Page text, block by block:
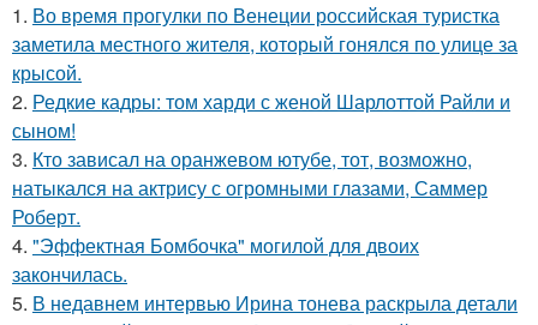
1. Во время прогулки по Венеции российская туристка
заметила местного жителя, который гонялся по улице за
крысой.
2. Редкие кадры: том харди с женой Шарлоттой Райли и
сыном!
3. Кто зависал на оранжевом ютубе, тот, возможно,
натыкался на актрису с огромными глазами, Саммер
Роберт.
4. "Эффектная Бомбочка" могилой для двоих
закончилась.
5. В недавнем интервью Ирина тонева раскрыла детали